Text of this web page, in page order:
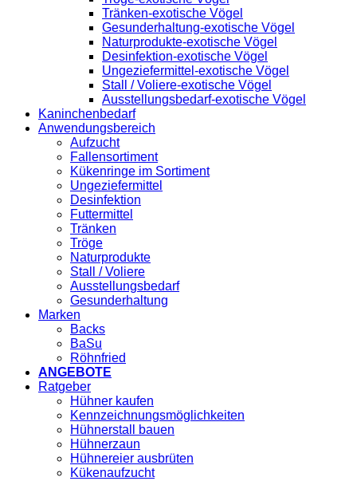
Tränken-exotische Vögel
Gesunderhaltung-exotische Vögel
Naturprodukte-exotische Vögel
Desinfektion-exotische Vögel
Ungeziefermittel-exotische Vögel
Stall / Voliere-exotische Vögel
Ausstellungsbedarf-exotische Vögel
Kaninchenbedarf
Anwendungsbereich
Aufzucht
Fallensortiment
Kükenringe im Sortiment
Ungeziefermittel
Desinfektion
Futtermittel
Tränken
Tröge
Naturprodukte
Stall / Voliere
Ausstellungsbedarf
Gesunderhaltung
Marken
Backs
BaSu
Röhnfried
ANGEBOTE
Ratgeber
Hühner kaufen
Kennzeichnungsmöglichkeiten
Hühnerstall bauen
Hühnerzaun
Hühnereier ausbrüten
Kükenaufzucht